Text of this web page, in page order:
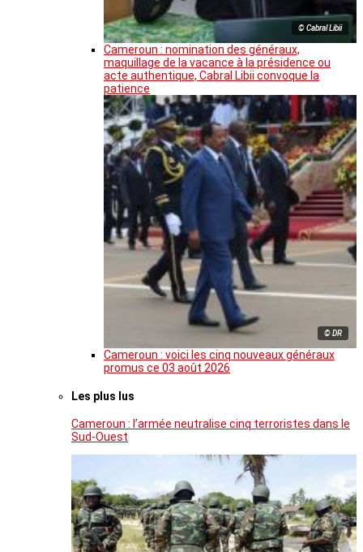
© Cabral Libii
Cameroun : nomination des généraux,
maquillage de la vacance à la présidence ou
acte authentique, Cabral Libii convoque la
patience
© DR
Cameroun : voici les cinq nouveaux généraux
promus ce 03 août 2026
Les plus lus
Cameroun : l’armée neutralise cinq terroristes dans le
Sud-Ouest